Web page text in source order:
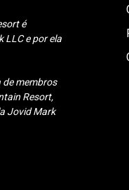
é
LLC e por ela
de membros
Resort,
Jovid Mark